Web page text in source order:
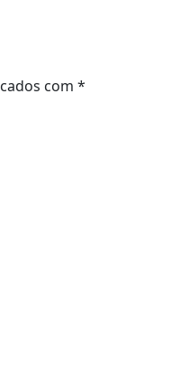
com *